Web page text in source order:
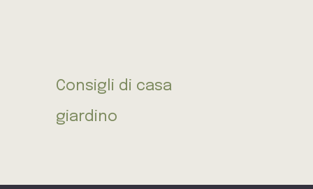
Consigli di casa
giardino